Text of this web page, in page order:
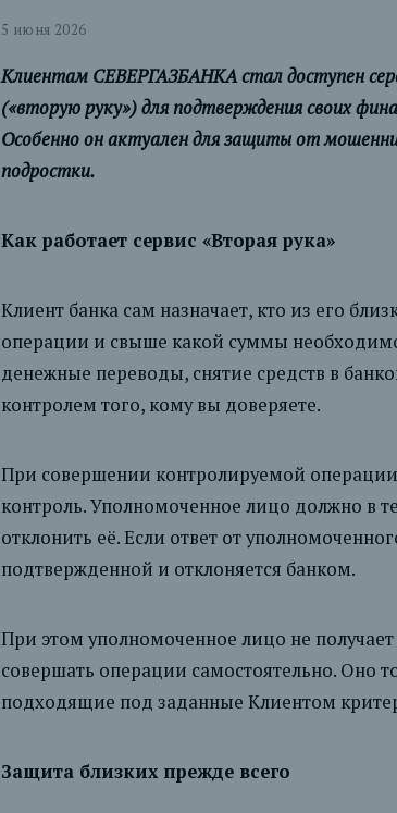
5 июня 2026
Клиентам СЕВЕРГАЗБАНКА стал доступен
(«вторую руку») для подтверждения своих
Особенно он актуален для защиты от
подростки.
Как работает сервис «Вторая рука»
Клиент банка сам назначает, кто из его
операции и свыше какой суммы
денежные переводы, снятие средств в
контролем того, кому вы доверяете.
При совершении контролируемой
контроль. Уполномоченное лицо должно в
отклонить её. Если ответ от
подтвержденной и отклоняется банком.
При этом уполномоченное лицо не получает
совершать операции самостоятельно. Оно
подходящие под заданные Клиентом
Защита близких прежде всего